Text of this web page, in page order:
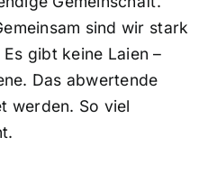
sind wir stark
gibt keine Laien –
Das abwertende
werden. So viel